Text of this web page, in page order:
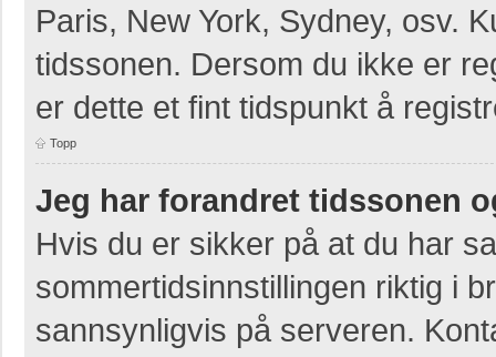
Paris, New York, Sydney, osv.
tidssonen. Dersom du ikke er
er dette et fint tidspunkt å
Topp
Jeg har forandret tidssonen
Hvis du er sikker på at du har
sommertidsinnstillingen riktig i
sannsynligvis på serveren.